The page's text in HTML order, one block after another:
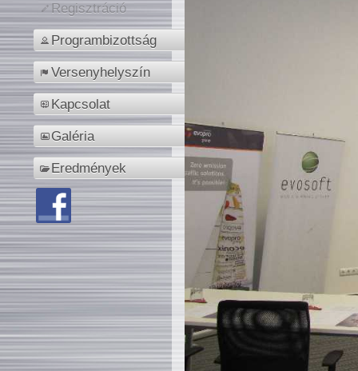
Regisztráció
Programbizottság
Versenyhelyszín
Kapcsolat
Galéria
Eredmények